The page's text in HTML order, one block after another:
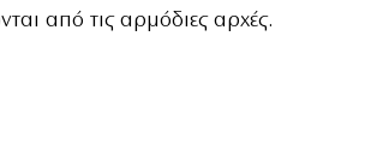
από τις αρμόδιες αρχές.